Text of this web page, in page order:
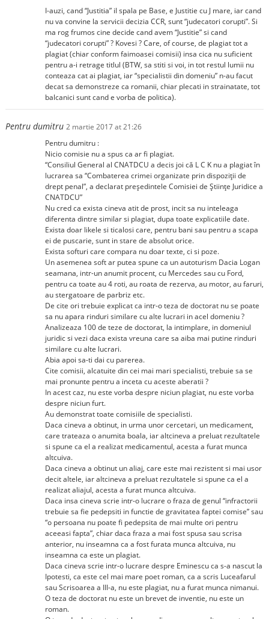
I-auzi, cand “Justitia” il spala pe Base, e Justitie cu J mare, iar cand
nu va convine la servicii decizia CCR, sunt “judecatori corupti”. Si
ma rog frumos cine decide cand avem “Justitie” si cand
“judecatori corupti” ? Kovesi ? Care, of course, de plagiat tot a
plagiat (chiar conform faimoasei comisii) insa cica nu suficient
pentru a-i retrage titlul (BTW, sa stiti si voi, in tot restul lumii nu
conteaza cat ai plagiat, iar “specialistii din domeniu” n-au facut
decat sa demonstreze ca romanii, chiar plecati in strainatate, tot
balcanici sunt cand e vorba de politica).
Pentru dumitru 2 martie 2017 at 21:26
Pentru dumitru :
Nicio comisie nu a spus ca ar fi plagiat.
“Consiliul General al CNATDCU a decis joi că L C K nu a plagiat în
lucrarea sa “Combaterea crimei organizate prin dispoziţii de
drept penal”, a declarat preşedintele Comisiei de Ştiinţe Juridice a
CNATDCU”
Nu cred ca exista cineva atit de prost, incit sa nu inteleaga
diferenta dintre similar si plagiat, dupa toate explicatiile date.
Exista doar likele si ticalosi care, pentru bani sau pentru a scapa
ei de puscarie, sunt in stare de absolut orice.
Exista softuri care compara nu doar texte, ci si poze.
Un asemenea soft ar putea spune ca un autoturism Dacia Logan
seamana, intr-un anumit procent, cu Mercedes sau cu Ford,
pentru ca toate au 4 roti, au roata de rezerva, au motor, au faruri,
au stergatoare de parbriz etc.
De cite ori trebuie explicat ca intr-o teza de doctorat nu se poate
sa nu apara rinduri similare cu alte lucrari in acel domeniu ?
Analizeaza 100 de teze de doctorat, la intimplare, in domeniul
juridic si vezi daca exista vreuna care sa aiba mai putine rinduri
similare cu alte lucrari.
Abia apoi sa-ti dai cu parerea.
Cite comisii, alcatuite din cei mai mari specialisti, trebuie sa se
mai pronunte pentru a inceta cu aceste aberatii ?
In acest caz, nu este vorba despre niciun plagiat, nu este vorba
despre niciun furt.
Au demonstrat toate comisiile de specialisti.
Daca cineva a obtinut, in urma unor cercetari, un medicament,
care trateaza o anumita boala, iar altcineva a preluat rezultatele
si spune ca el a realizat medicamentul, acesta a furat munca
altcuiva.
Daca cineva a obtinut un aliaj, care este mai rezistent si mai usor
decit altele, iar altcineva a preluat rezultatele si spune ca el a
realizat aliajul, acesta a furat munca altcuiva.
Daca insa cineva scrie intr-o lucrare o fraza de genul “infractorii
trebuie sa fie pedepsiti in functie de gravitatea faptei comise” sau
“o persoana nu poate fi pedepsita de mai multe ori pentru
aceeasi fapta”, chiar daca fraza a mai fost spusa sau scrisa
anterior, nu inseamna ca a fost furata munca altcuiva, nu
inseamna ca este un plagiat.
Daca cineva scrie intr-o lucrare despre Eminescu ca s-a nascut la
Ipotesti, ca este cel mai mare poet roman, ca a scris Luceafarul
sau Scrisoarea a III-a, nu este plagiat, nu a furat munca nimanui.
O teza de doctorat nu este un brevet de inventie, nu este un
roman.